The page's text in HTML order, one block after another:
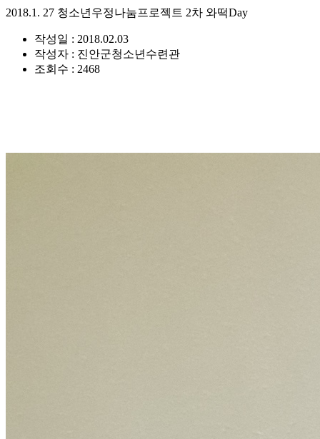
2018.1. 27 청소년우정나눔프로젝트 2차 와떡Day
작성일 : 2018.02.03
작성자 : 진안군청소년수련관
조회수 : 2468